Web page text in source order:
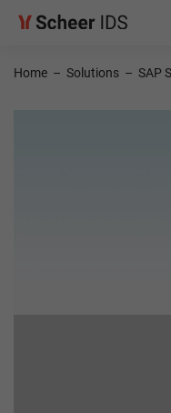
Home – Solutions – SAP